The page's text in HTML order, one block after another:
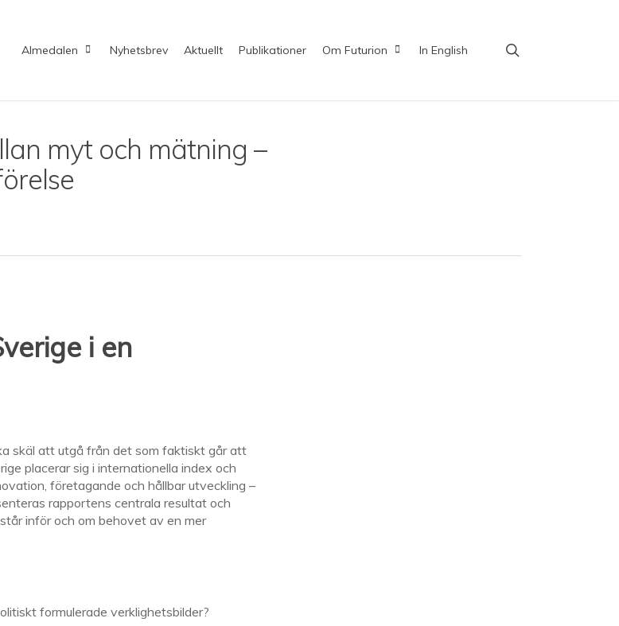
Almedalen Nyhetsbrev Aktuellt Publikationer Om Futurion In English
myt och mätning –
i en
skäl att utgå från det som faktiskt går att
placerar sig i internationella index och
företagande och hållbar utveckling –
rapportens centrala resultat och
inför och om behovet av en mer
formulerade verklighetsbilder?